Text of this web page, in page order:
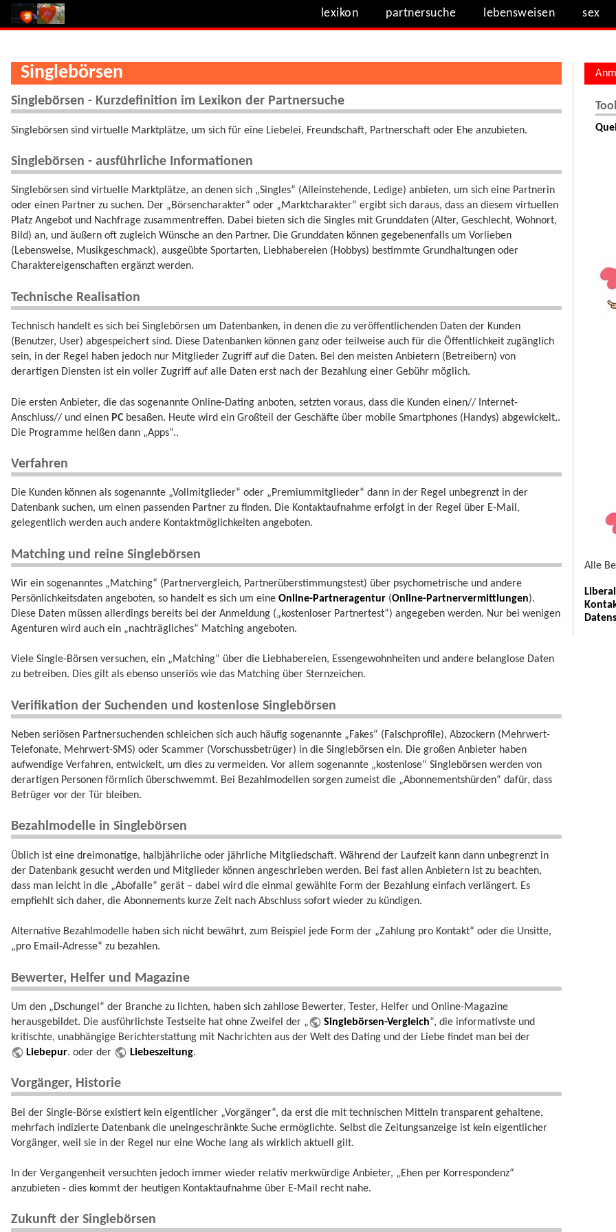
lexikon partnersuche lebensweisen sex
Singlebörsen
Singlebörsen - Kurzdefinition im Lexikon der Partnersuche
Singlebörsen sind virtuelle Marktplätze, um sich für eine Liebelei, Freundschaft, Partnerschaft oder Ehe anzubieten.
Singlebörsen - ausführliche Informationen
Singlebörsen sind virtuelle Marktplätze, an denen sich „Singles“ (Alleinstehende, Ledige) anbieten, um sich eine Partnerin
oder einen Partner zu suchen. Der „Börsencharakter“ oder „Marktcharakter“ ergibt sich daraus, dass an diesem virtuellen
Platz Angebot und Nachfrage zusammentreffen. Dabei bieten sich die Singles mit Grunddaten (Alter, Geschlecht, Wohnort,
Bild) an, und äußern oft zugleich Wünsche an den Partner. Die Grunddaten können gegebenenfalls um Vorlieben
(Lebensweise, Musikgeschmack), ausgeübte Sportarten, Liebhabereien (Hobbys) bestimmte Grundhaltungen oder
Charaktereigenschaften ergänzt werden.
Technische Realisation
Technisch handelt es sich bei Singlebörsen um Datenbanken, in denen die zu veröffentlichenden Daten der Kunden
(Benutzer, User) abgespeichert sind. Diese Datenbanken können ganz oder teilweise auch für die Öffentlichkeit zugänglich
sein, in der Regel haben jedoch nur Mitglieder Zugriff auf die Daten. Bei den meisten Anbietern (Betreibern) von
derartigen Diensten ist ein voller Zugriff auf alle Daten erst nach der Bezahlung einer Gebühr möglich.
Die ersten Anbieter, die das sogenannte Online-Dating anboten, setzten voraus, dass die Kunden einen// Internet-
Anschluss// und einen PC besaßen. Heute wird ein Großteil der Geschäfte über mobile Smartphones (Handys) abgewickelt,.
Die Programme heißen dann „Apps“..
Verfahren
Die Kunden können als sogenannte „Vollmitglieder“ oder „Premiummitglieder“ dann in der Regel unbegrenzt in der
Datenbank suchen, um einen passenden Partner zu finden. Die Kontaktaufnahme erfolgt in der Regel über E-Mail,
gelegentlich werden auch andere Kontaktmöglichkeiten angeboten.
Matching und reine Singlebörsen
Wir ein sogenanntes „Matching“ (Partnervergleich, Partnerüberstimmungstest) über psychometrische und andere
Persönlichkeitsdaten angeboten, so handelt es sich um eine Online-Partneragentur (Online-Partnervermittlungen).
Diese Daten müssen allerdings bereits bei der Anmeldung („kostenloser Partnertest“) angegeben werden. Nur bei wenigen
Agenturen wird auch ein „nachträgliches“ Matching angeboten.
Viele Single-Börsen versuchen, ein „Matching“ über die Liebhabereien, Essengewohnheiten und andere belanglose Daten
zu betreiben. Dies gilt als ebenso unseriös wie das Matching über Sternzeichen.
Verifikation der Suchenden und kostenlose Singlebörsen
Neben seriösen Partnersuchenden schleichen sich auch häufig sogenannte „Fakes“ (Falschprofile), Abzockern (Mehrwert-
Telefonate, Mehrwert-SMS) oder Scammer (Vorschussbetrüger) in die Singlebörsen ein. Die großen Anbieter haben
aufwendige Verfahren, entwickelt, um dies zu vermeiden. Vor allem sogenannte „kostenlose“ Singlebörsen werden von
derartigen Personen förmlich überschwemmt. Bei Bezahlmodellen sorgen zumeist die „Abonnementshürden“ dafür, dass
Betrüger vor der Tür bleiben.
Bezahlmodelle in Singlebörsen
Üblich ist eine dreimonatige, halbjährliche oder jährliche Mitgliedschaft. Während der Laufzeit kann dann unbegrenzt in
der Datenbank gesucht werden und Mitglieder können angeschrieben werden. Bei fast allen Anbietern ist zu beachten,
dass man leicht in die „Abofalle“ gerät – dabei wird die einmal gewählte Form der Bezahlung einfach verlängert. Es
empfiehlt sich daher, die Abonnements kurze Zeit nach Abschluss sofort wieder zu kündigen.
Alternative Bezahlmodelle haben sich nicht bewährt, zum Beispiel jede Form der „Zahlung pro Kontakt“ oder die Unsitte,
„pro Email-Adresse“ zu bezahlen.
Bewerter, Helfer und Magazine
Um den „Dschungel“ der Branche zu lichten, haben sich zahllose Bewerter, Tester, Helfer und Online-Magazine
herausgebildet. Die ausführlichste Testseite hat ohne Zweifel der „
Singlebörsen-Vergleich“, die informativste und
kritischte, unabhängige Berichterstattung mit Nachrichten aus der Welt des Dating und der Liebe findet man bei der
Liebepur. oder der Liebeszeitung.
Vorgänger, Historie
Bei der Single-Börse existiert kein eigentlicher „Vorgänger“, da erst die mit technischen Mitteln transparent gehaltene,
mehrfach indizierte Datenbank die uneingeschränkte Suche ermöglichte. Selbst die Zeitungsanzeige ist kein eigentlicher
Vorgänger, weil sie in der Regel nur eine Woche lang als wirklich aktuell gilt.
In der Vergangenheit versuchten jedoch immer wieder relativ merkwürdige Anbieter, „Ehen per Korrespondenz“
anzubieten - dies kommt der heutigen Kontaktaufnahme über E-Mail recht nahe.
Zukunft der Singlebörsen
Alle